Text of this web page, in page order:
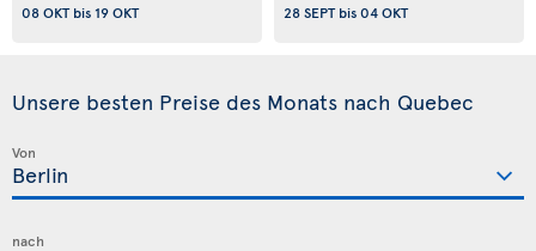
08 OKTbis 19 OKT
28 SEPTbis04 OKT
Unsere besten Preise des Monats nach Quebec
Von
nach